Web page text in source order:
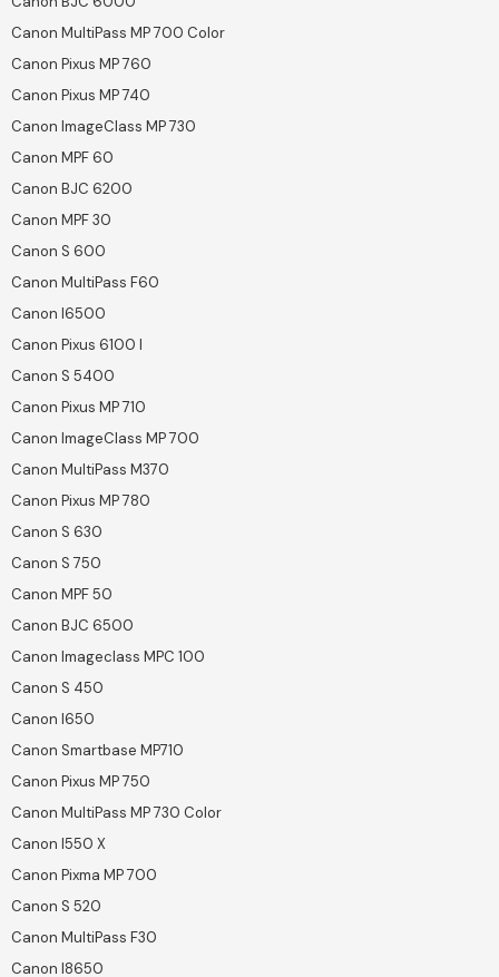
Canon MultiPass MP 700 Color
Canon Pixus MP 760
Canon Pixus MP 740
Canon ImageClass MP 730
Canon MPF 60
Canon BJC 6200
Canon MPF 30
Canon S 600
Canon MultiPass F60
Canon I6500
Canon Pixus 6100 I
Canon S 5400
Canon Pixus MP 710
Canon ImageClass MP 700
Canon MultiPass M370
Canon Pixus MP 780
Canon S 630
Canon S 750
Canon MPF 50
Canon BJC 6500
Canon Imageclass MPC 100
Canon S 450
Canon I650
Canon Smartbase MP710
Canon Pixus MP 750
Canon MultiPass MP 730 Color
Canon I550 X
Canon Pixma MP 700
Canon S 520
Canon MultiPass F30
Canon I8650